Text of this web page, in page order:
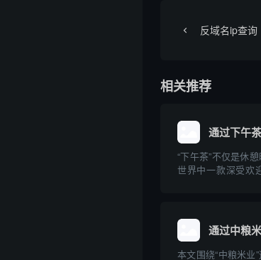
反域名ip查询
相关推荐
通过下午
“下午茶”不仅是休
世界中一款深受欢
意事项进...通过中粮
本文围绕“中粮米业